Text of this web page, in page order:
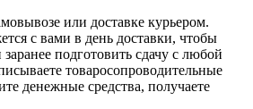
или доставке курьером.
с вами в день доставки, чтобы
подготовить сдачу с любой
товаросопроводительные
денежные средства, получаете